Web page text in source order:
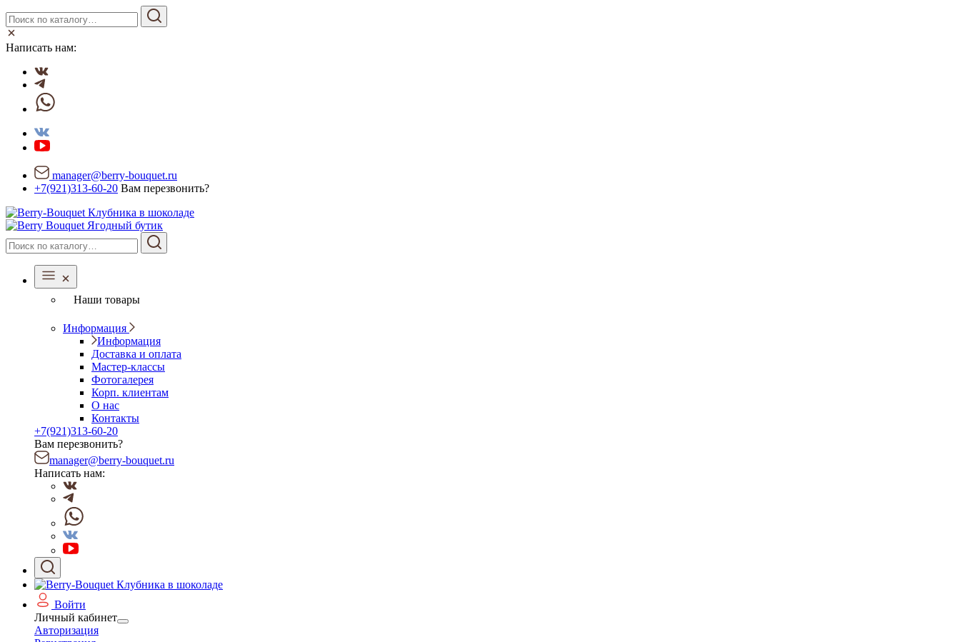
Написать нам:
manager@berry-bouquet.ru
+7(921)313-60-20 Вам перезвонить?
Ягодный бутик
Наши товары
Информация
Информация
Доставка и оплата
Мастер-классы
Фотогалерея
Корп. клиентам
О нас
Контакты
+7(921)313-60-20
Вам перезвонить?
manager@berry-bouquet.ru
Написать нам:
Войти
Личный кабинет
Авторизация